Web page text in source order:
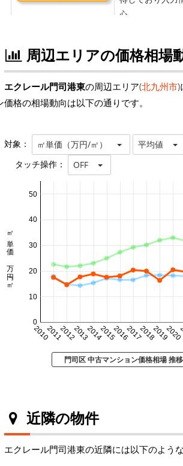
周辺エリアの価格相場
エクレール門司港東の周辺エリア(北九州市)
価格の相場動向は以下の通りです。
対象： ㎡単価（万円/㎡） 平均値
タッチ操作： OFF
20102011201220132014201520162017201820192020
0
10
20
30
40
50
㎡単価 万円/㎡
門司区 中古マンション価格相場 推
近隣の物件
エクレール門司港東の近隣には以下のよう